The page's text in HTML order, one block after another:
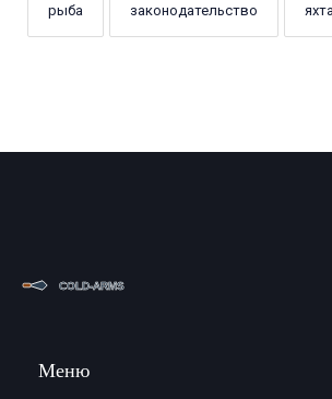
рыба законодательство яхта
Меню